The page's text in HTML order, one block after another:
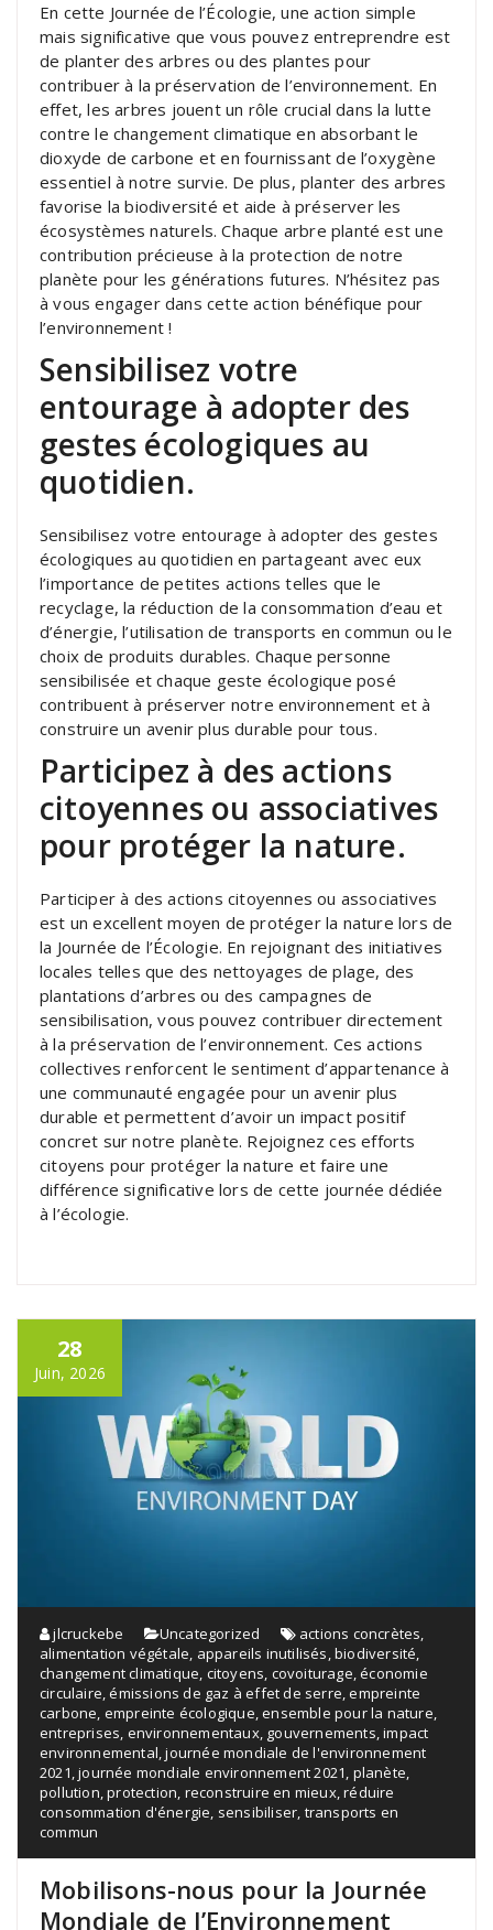
En cette Journée de l’Écologie, une action simple
mais significative que vous pouvez entreprendre est
de planter des arbres ou des plantes pour
contribuer à la préservation de l’environnement. En
effet, les arbres jouent un rôle crucial dans la lutte
contre le changement climatique en absorbant le
dioxyde de carbone et en fournissant de l’oxygène
essentiel à notre survie. De plus, planter des arbres
favorise la biodiversité et aide à préserver les
écosystèmes naturels. Chaque arbre planté est une
contribution précieuse à la protection de notre
planète pour les générations futures. N’hésitez pas
à vous engager dans cette action bénéfique pour
l’environnement !
Sensibilisez votre
entourage à adopter des
gestes écologiques au
quotidien.
Sensibilisez votre entourage à adopter des gestes
écologiques au quotidien en partageant avec eux
l’importance de petites actions telles que le
recyclage, la réduction de la consommation d’eau et
d’énergie, l’utilisation de transports en commun ou le
choix de produits durables. Chaque personne
sensibilisée et chaque geste écologique posé
contribuent à préserver notre environnement et à
construire un avenir plus durable pour tous.
Participez à des actions
citoyennes ou associatives
pour protéger la nature.
Participer à des actions citoyennes ou associatives
est un excellent moyen de protéger la nature lors de
la Journée de l’Écologie. En rejoignant des initiatives
locales telles que des nettoyages de plage, des
plantations d’arbres ou des campagnes de
sensibilisation, vous pouvez contribuer directement
à la préservation de l’environnement. Ces actions
collectives renforcent le sentiment d’appartenance à
une communauté engagée pour un avenir plus
durable et permettent d’avoir un impact positif
concret sur notre planète. Rejoignez ces efforts
citoyens pour protéger la nature et faire une
différence significative lors de cette journée dédiée
à l’écologie.
28
Juin, 2026
jlcruckebe Uncategorized actions concrètes,
alimentation végétale, appareils inutilisés,biodiversité,
changement climatique, citoyens, covoiturage,économie
circulaire,émissions de gaz à effet de serre,empreinte
carbone, empreinte écologique,ensemble pour la nature,
entreprises, environnementaux, gouvernements,impact
environnemental,journée mondiale de l'environnement
2021,journée mondiale environnement 2021, planète,
pollution,protection, reconstruire en mieux,réduire
consommation d'énergie, sensibiliser, transports en
commun
Mobilisons-nous pour la Journée
Mondiale de l’Environnement